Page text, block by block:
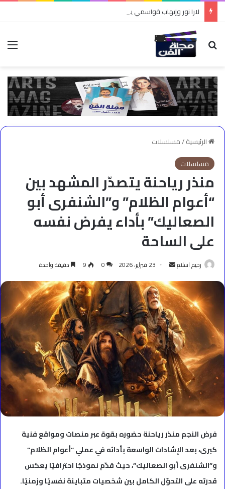
لارا نور وإيهاب قواسمي يشعلان أجواء الدبكة في “طربقة”
بحث عن
الرئيسية/مسلسلات
مسلسلات
منذر رياحنة يتصدّر المشهد بين
“أعوام الظلام” و”الشنفرى أبو
الصعاليك” بأداء يفرض نفسه
على الساحة
رحيم اسلام
أرسل
إلكترونيا
23 فبراير، 2026 0
9 دقيقة واحدة
فرض النجم منذر رياحنة حضوره بقوة عبر منصات ومواقع فنية
كبرى، بعد الإشادات الواسعة بأدائه في عملي “أعوام الظلام”
و”الشنفرى أبو الصعاليك”، حيث قدّم نموذجًا احترافيًا يعكس
قدرته على التحوّل الكامل بين شخصيات متباينة نفسيًا وزمنيًا.